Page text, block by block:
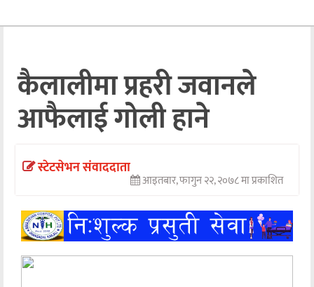
अन्तराष्ट्रिय
अन्तर्वार्ता
अर्थ
खेलकुद
अन्य
कैलालीमा प्रहरी जवानले
आफैलाई गोली हाने
स्टेटसेभन संवाददाता
आइतबार, फागुन २२, २०७८ मा प्रकाशित